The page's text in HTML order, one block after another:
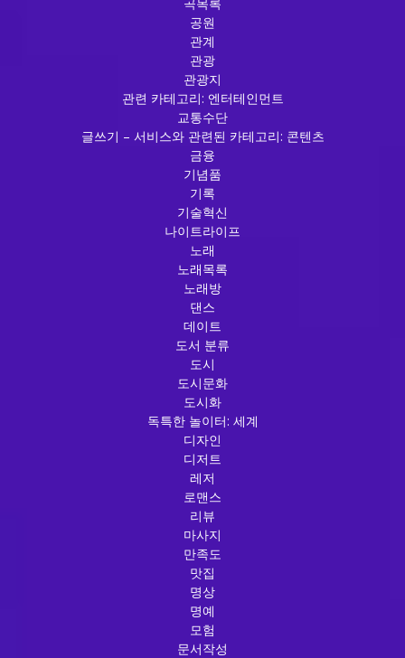
공원
관계
관광
관광지
관련 카테고리: 엔터테인먼트
교통수단
글쓰기 – 서비스와 관련된 카테고리: 콘텐츠
금융
기념품
기록
기술혁신
나이트라이프
노래
노래목록
노래방
댄스
데이트
도서 분류
도시
도시문화
도시화
독특한 놀이터: 세계
디자인
디저트
레저
로맨스
리뷰
마사지
만족도
맛집
명상
명예
모험
문서작성